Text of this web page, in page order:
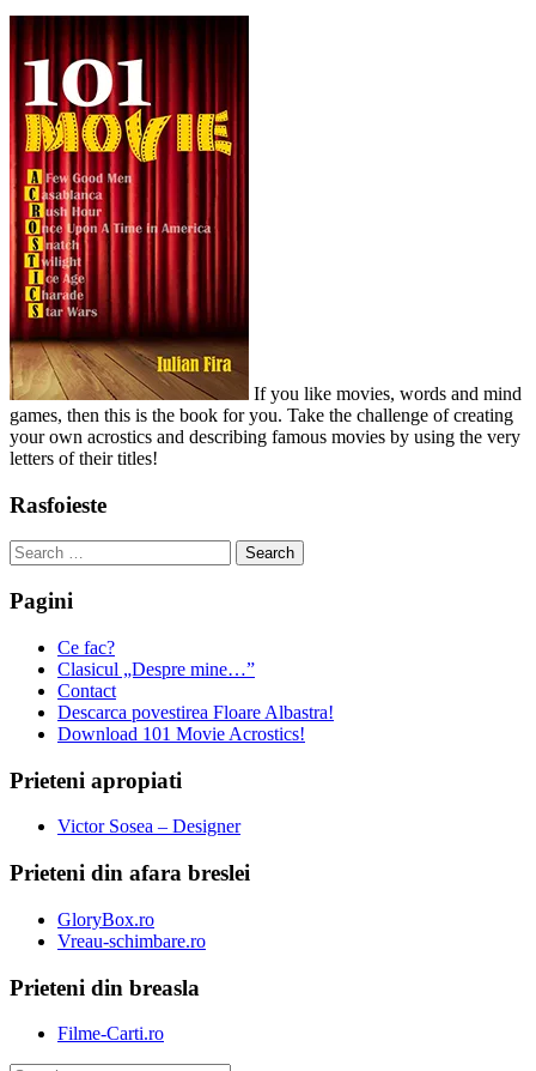
If you like movies, words and mind
games, then this is the book for you. Take the challenge of creating
your own acrostics and describing famous movies by using the very
letters of their titles!
Rasfoieste
Search
for:
Pagini
Ce fac?
Clasicul „Despre mine…”
Contact
Descarca povestirea Floare Albastra!
Download 101 Movie Acrostics!
Prieteni apropiati
Victor Sosea – Designer
Prieteni din afara breslei
GloryBox.ro
Vreau-schimbare.ro
Prieteni din breasla
Filme-Carti.ro